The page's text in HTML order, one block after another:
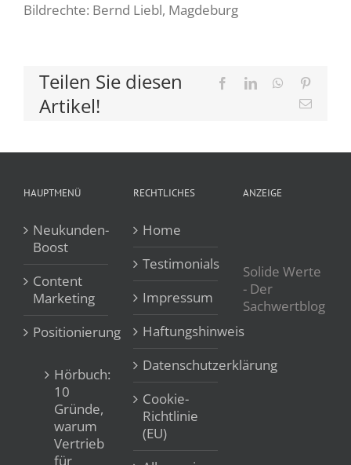
Bildrechte: Bernd Liebl, Magdeburg
Teilen Sie diesen
Artikel!
FacebookLinkedInWhatsApp
E-
HAUPTMENÜ
Neukunden-
Boost
Content
Marketing
Positionierung
Hörbuch:
10
Gründe,
warum
Vertrieb
für
RECHTLICHES
Home
Testimonials
Impressum
Haftungshinweis
Datenschutzerklärung
Cookie-
Richtlinie
(EU)
ANZEIGE
Solide Werte
- Der
Sachwertblog